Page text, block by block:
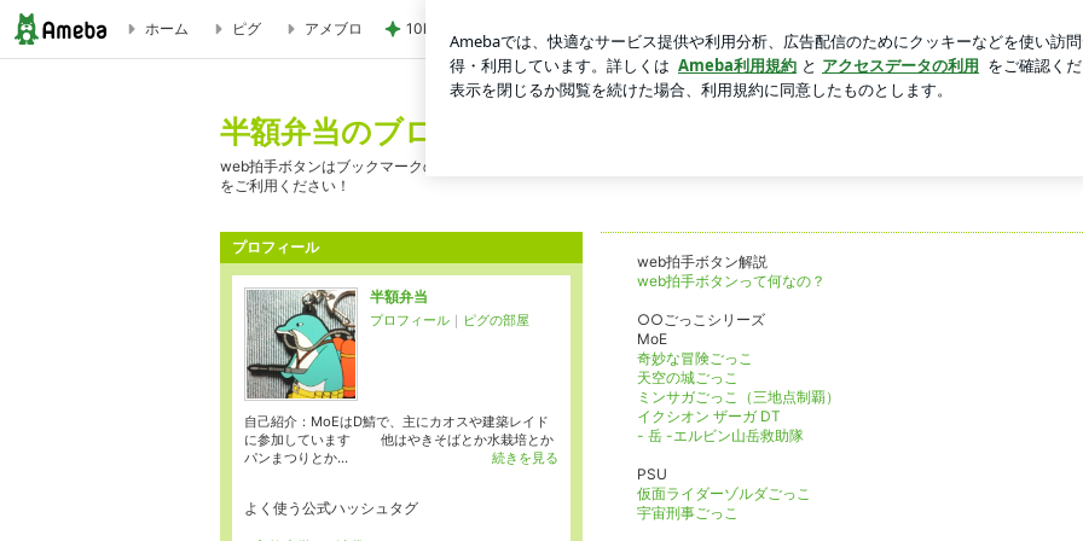
ホーム ピグ アメブロ 10kg増で夫に大爆笑された私 ログ
半額弁当のブログ改
web拍手ボタンはブックマークの【web拍手用】半額弁当の小屋
をご利用ください！
web拍手ボタン解説
web拍手ボタンって何なの？
○○ごっこシリーズ
MoE
奇妙な冒険ごっこ
天空の城ごっこ
ミンサガごっこ（三地点制覇）
イクシオン ザーガ DT
- 岳 -エルビン山岳救助隊
PSU
仮面ライダーゾルダごっこ
宇宙刑事ごっこ
プロフィール
半額弁当
プロフィール ｜ ピグの部屋
自己紹介：MoEはD鯖で、主にカオスや建築レイド
に参加しています 他はやきそばとか水栽培とか
パンまつりとか...
続きを見る
よく使う公式ハッシュタグ